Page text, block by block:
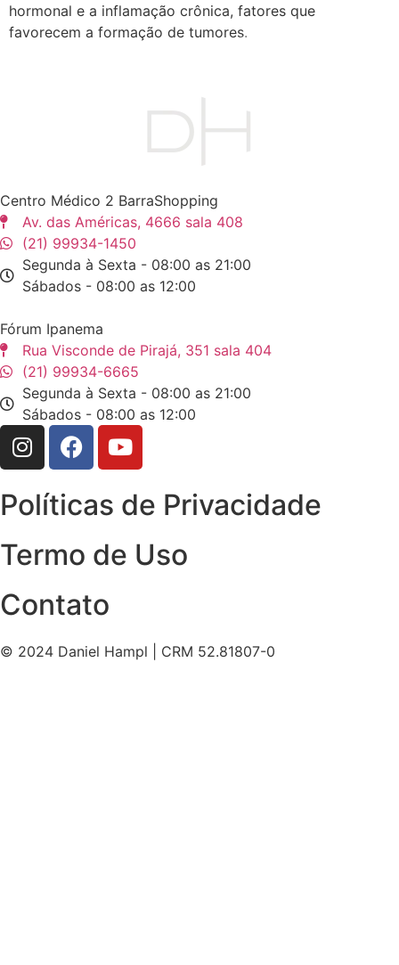
hormonal e a inflamação crônica, fatores que
favorecem a formação de tumores.
Centro Médico 2 BarraShopping
Av. das Américas, 4666 sala 408
(21) 99934-1450
Segunda à Sexta - 08:00 as 21:00
Sábados - 08:00 as 12:00
Fórum Ipanema
Rua Visconde de Pirajá, 351 sala 404
(21) 99934-6665
Segunda à Sexta - 08:00 as 21:00
Sábados - 08:00 as 12:00
Políticas de Privacidade
Termo de Uso
Contato
© 2024 Daniel Hampl | CRM 52.81807-0